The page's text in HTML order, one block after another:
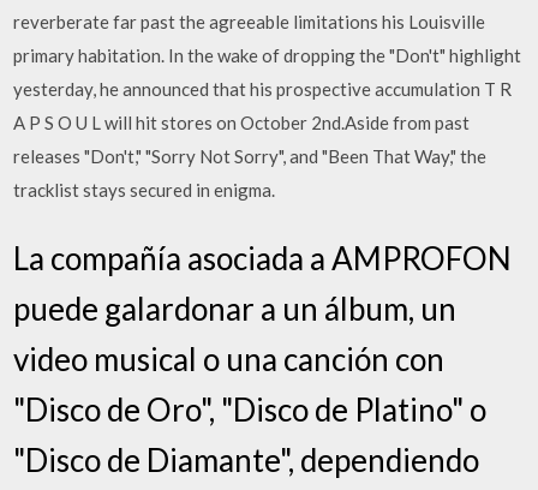
reverberate far past the agreeable limitations his Louisville
primary habitation. In the wake of dropping the "Don't" highlight
yesterday, he announced that his prospective accumulation T R
A P S O U L will hit stores on October 2nd.Aside from past
releases "Don't," "Sorry Not Sorry", and "Been That Way," the
tracklist stays secured in enigma.
La compañía asociada a AMPROFON
puede galardonar a un álbum, un
video musical o una canción con
"Disco de Oro", "Disco de Platino" o
"Disco de Diamante", dependiendo